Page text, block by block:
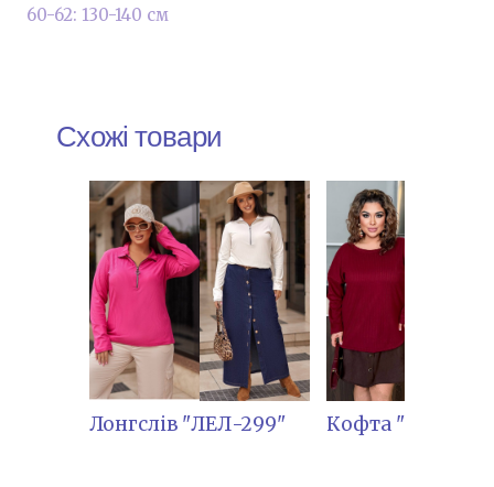
60-62: 130-140 см
Схожі товари
Лонгслів "ЛЕЛ-299" Кофта " МАЖ-